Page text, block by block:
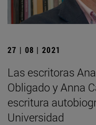
27 | 08 | 2021
Las escritoras
Obligado y Anna
escritura
Universidad